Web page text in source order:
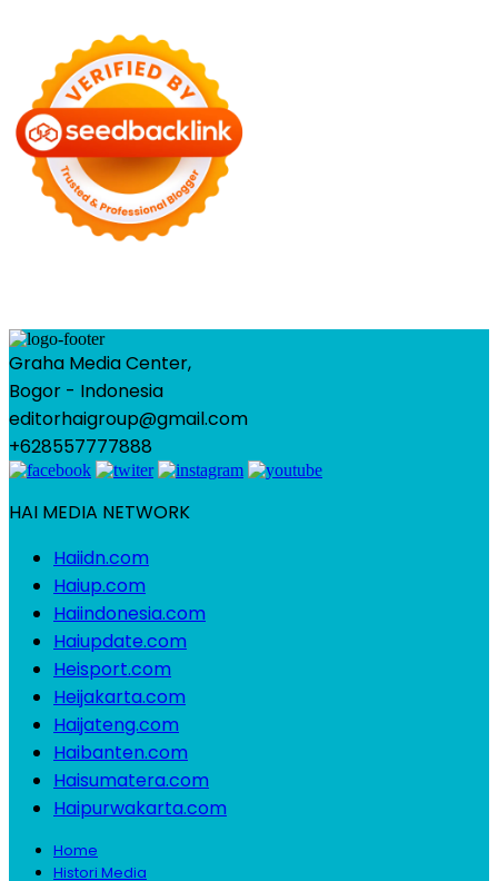
Graha Media Center,
Bogor - Indonesia
editorhaigroup@gmail.com
+628557777888
HAI MEDIA NETWORK
Haiidn.com
Haiup.com
Haiindonesia.com
Haiupdate.com
Heisport.com
Heijakarta.com
Haijateng.com
Haibanten.com
Haisumatera.com
Haipurwakarta.com
Home
Histori Media